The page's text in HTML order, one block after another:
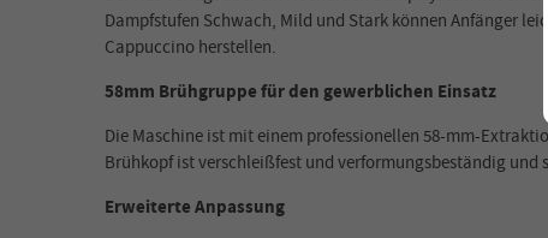
Dampfstufen Schwach, Mild und Stark können Anfänger
Cappuccino herstellen.
58mm Brühgruppe für den gewerblichen Einsatz
Die Maschine ist mit einem professionellen 58-mm-
Brühkopf ist verschleißfest und verformungsbeständig und
Erweiterte Anpassung